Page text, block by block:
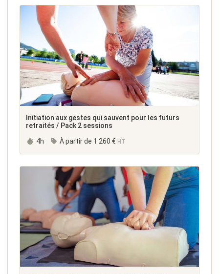
Initiation aux gestes qui sauvent pour les futurs
retraités / Pack 2 sessions
Durée :
4h À partir de 1 260 € HT